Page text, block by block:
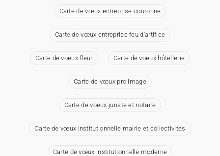
Carte de vœux entreprise couronne
Carte de vœux entreprise feu d'artifice
Carte de voeux fleur Carte de voeux hôtellerie
Carte de vœux pro image
Carte de voeux juriste et notaire
Carte de vœux institutionnelle mairie et collectivités
Carte de vœux institutionnelle moderne